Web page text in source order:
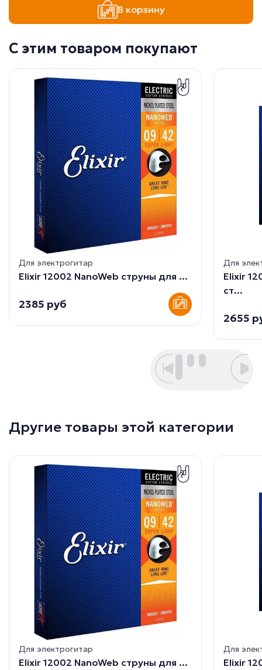
В корзину
С этим товаром покупают
Для электрогитар
Elixir 12002 NanoWeb струны для ...
2385 руб
Для
Elixir
ст...
2655
Другие товары этой категории
Для электрогитар
Elixir 12002 NanoWeb струны для ...
Для
Elixir